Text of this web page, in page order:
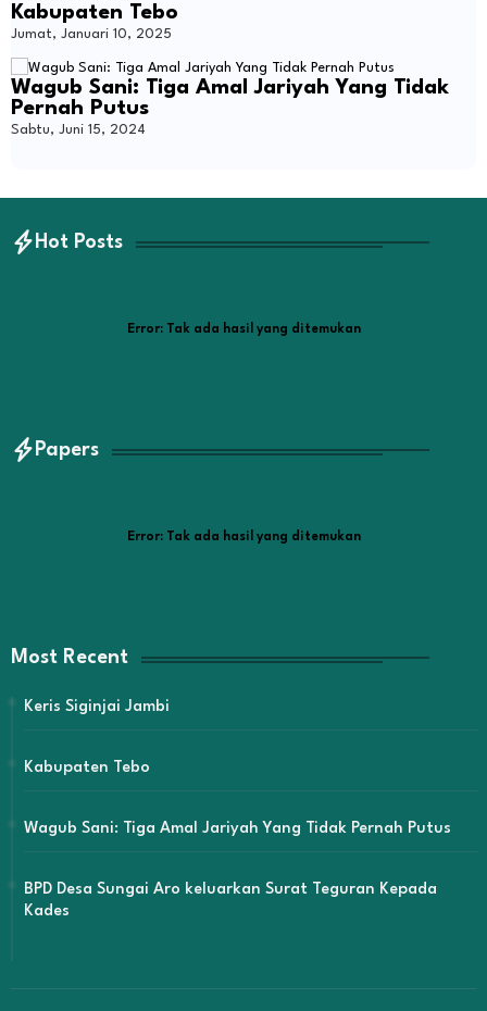
Kabupaten Tebo
Jumat, Januari 10, 2025
Wagub Sani: Tiga Amal Jariyah Yang Tidak
Pernah Putus
Sabtu, Juni 15, 2024
Hot Posts
Error:Tak ada hasil yang ditemukan
Papers
Error:Tak ada hasil yang ditemukan
Most Recent
Keris Siginjai Jambi
Kabupaten Tebo
Wagub Sani: Tiga Amal Jariyah Yang Tidak Pernah Putus
BPD Desa Sungai Aro keluarkan Surat Teguran Kepada
Kades